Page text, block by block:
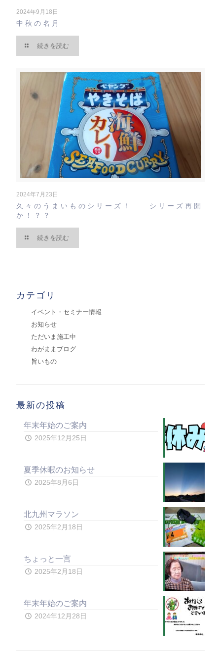
2024年9月18日
中秋の名月
続きを読む
2024年7月23日
久々のうまいものシリーズ！ シリーズ再開
か！？？
続きを読む
カテゴリ
イベント・セミナー情報
お知らせ
ただいま施工中
わがままブログ
旨いもの
最新の投稿
年末年始のご案内
2025年12月25日
夏季休暇のお知らせ
2025年8月6日
北九州マラソン
2025年2月18日
ちょっと一言
2025年2月18日
年末年始のご案内
2024年12月28日